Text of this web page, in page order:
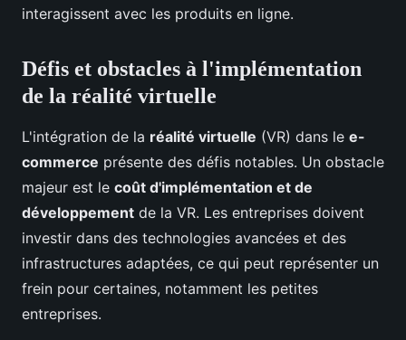
interagissent avec les produits en ligne.
Défis et obstacles à l'implémentation
de la réalité virtuelle
L'intégration de la réalité virtuelle (VR) dans le e-
commerce présente des défis notables. Un obstacle
majeur est le coût d'implémentation et de
développement de la VR. Les entreprises doivent
investir dans des technologies avancées et des
infrastructures adaptées, ce qui peut représenter un
frein pour certaines, notamment les petites
entreprises.